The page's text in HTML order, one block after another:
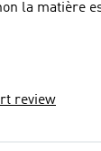
la matière
review